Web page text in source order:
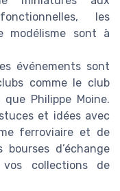
les
modélisme sont à
événements sont
comme le club
Philippe Moine.
et idées avec
ferroviaire et de
d’échange
collections de